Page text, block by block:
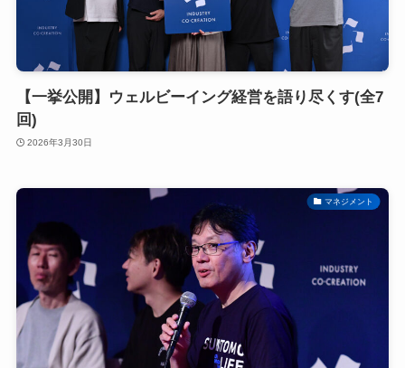
【一挙公開】ウェルビーイング経営を語り尽くす(全7
回)
2026年3月30日
マネジメント